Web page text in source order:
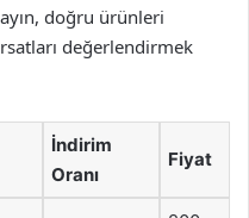
doğru ürünleri
değerlendirmek
İndirim
Oranı
Fiyat